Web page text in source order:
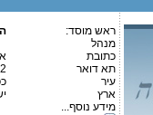
ראש מוסד:
מנהל
כתובת
תא דואר
עיר
ארץ
מידע נוסף...
איש קשר: